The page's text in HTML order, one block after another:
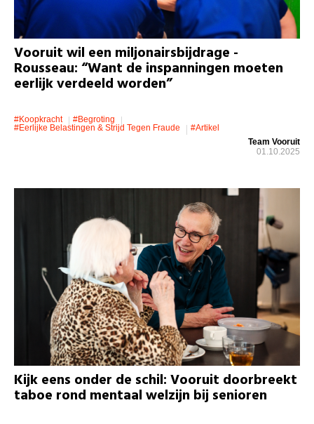
Vooruit wil een miljonairsbijdrage -
Rousseau: “Want de inspanningen moeten
eerlijk verdeeld worden”
#koopkracht
#Begroting
#eerlijke Belastingen & Strijd Tegen Fraude
#artikel
Team Vooruit
01.10.2025
Kijk eens onder de schil: Vooruit doorbreekt
taboe rond mentaal welzijn bij senioren